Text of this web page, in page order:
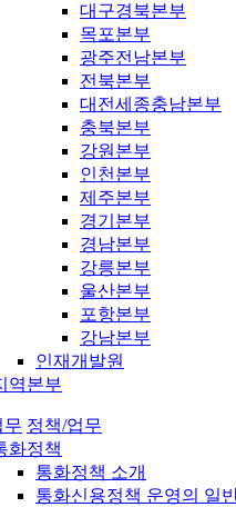
대구경북본부
목포본부
광주전남본부
전북본부
대전세종충남본부
충북본부
강원본부
인천본부
제주본부
경기본부
경남본부
강릉본부
울산본부
포항본부
강남본부
인재개발원
역본부
무 정책/업무
화정책
통화정책 소개
통화신용정책 운영의 일